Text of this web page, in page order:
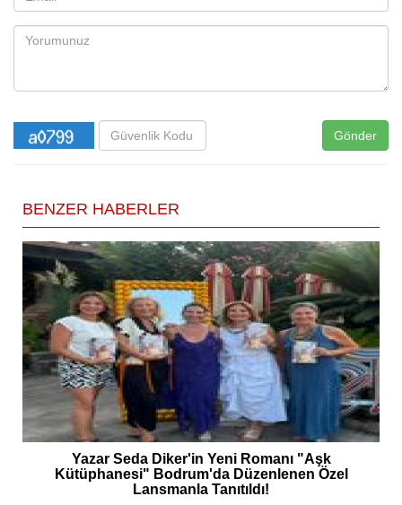
Gönder
BENZER HABERLER
Yazar Seda Diker'in Yeni Romanı "Aşk
Kütüphanesi" Bodrum'da Düzenlenen Özel
Lansmanla Tanıtıldı!